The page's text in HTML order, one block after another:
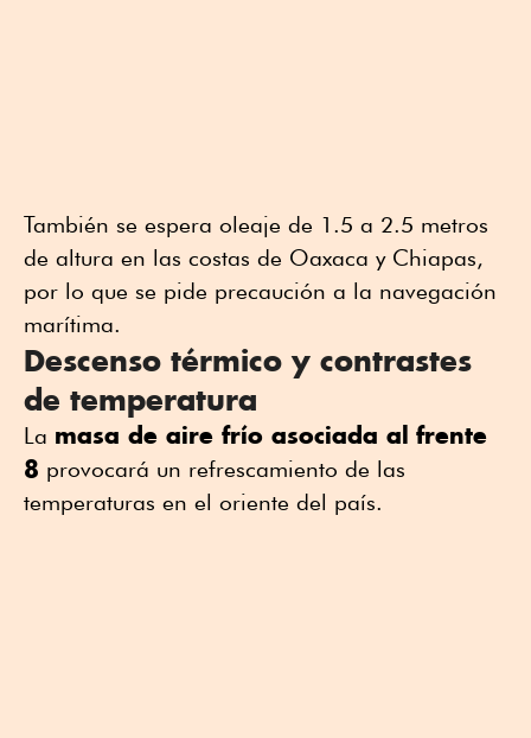
También se espera oleaje de 1.5 a 2.5 metros
de altura en las costas de Oaxaca y Chiapas,
por lo que se pide precaución a la navegación
marítima.
Descenso térmico y contrastes
de temperatura
La masa de aire frío asociada al frente
8 provocará un refrescamiento de las
temperaturas en el oriente del país.